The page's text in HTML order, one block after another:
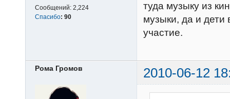
Сообщений: 2,224
Спасибо: 90
туда музыку из
музыки, да и дети
участие.
Рома Громов 2010-06-12